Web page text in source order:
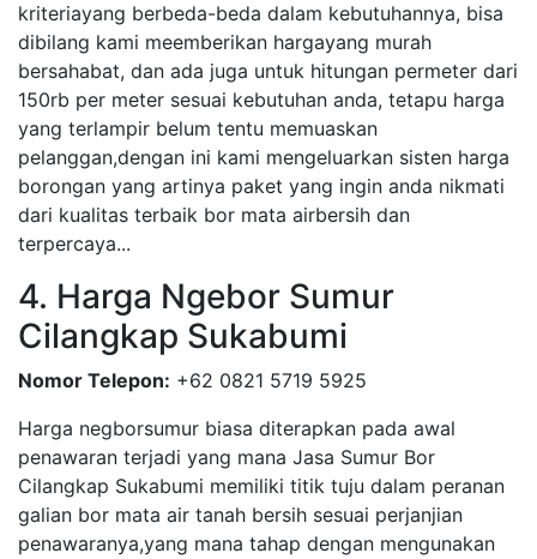
kriteriayang berbeda-beda dalam kebutuhannya, bisa
dibilang kami meemberikan hargayang murah
bersahabat, dan ada juga untuk hitungan permeter dari
150rb per meter sesuai kebutuhan anda, tetapu harga
yang terlampir belum tentu memuaskan
pelanggan,dengan ini kami mengeluarkan sisten harga
borongan yang artinya paket yang ingin anda nikmati
dari kualitas terbaik bor mata airbersih dan
terpercaya...
4. Harga Ngebor Sumur
Cilangkap Sukabumi
Nomor Telepon: +62 0821 5719 5925
Harga negborsumur biasa diterapkan pada awal
penawaran terjadi yang mana Jasa Sumur Bor
Cilangkap Sukabumi memiliki titik tuju dalam peranan
galian bor mata air tanah bersih sesuai perjanjian
penawaranya,yang mana tahap dengan mengunakan